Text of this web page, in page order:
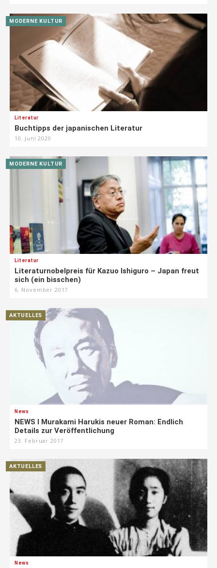
MODERNE KULTUR
Literatur
Buchtipps der japanischen Literatur
10. Juni 2020
MODERNE KULTUR
Literatur
Literaturnobelpreis für Kazuo Ishiguro – Japan freut
sich (ein bisschen)
6. November 2017
AKTUELLES
News
NEWS I Murakami Harukis neuer Roman: Endlich
Details zur Veröffentlichung
23. Februar 2017
AKTUELLES
News